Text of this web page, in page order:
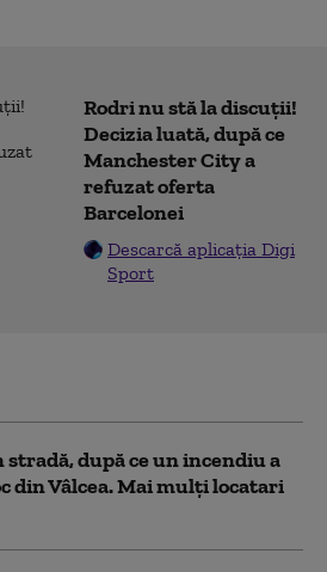
Rodri nu stă la discuții!
Decizia luată, după ce
Manchester City a
refuzat oferta
Barcelonei
Descarcă aplicația Digi
Sport
după ce un incendiu a
Vâlcea. Mai mulți locatari